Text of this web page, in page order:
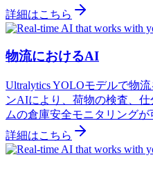
詳細はこちら
物流におけるAI
Ultralytics YOLOモデルで物
ンAIにより、荷物の検査、
ムの倉庫安全モニタリングが
詳細はこちら